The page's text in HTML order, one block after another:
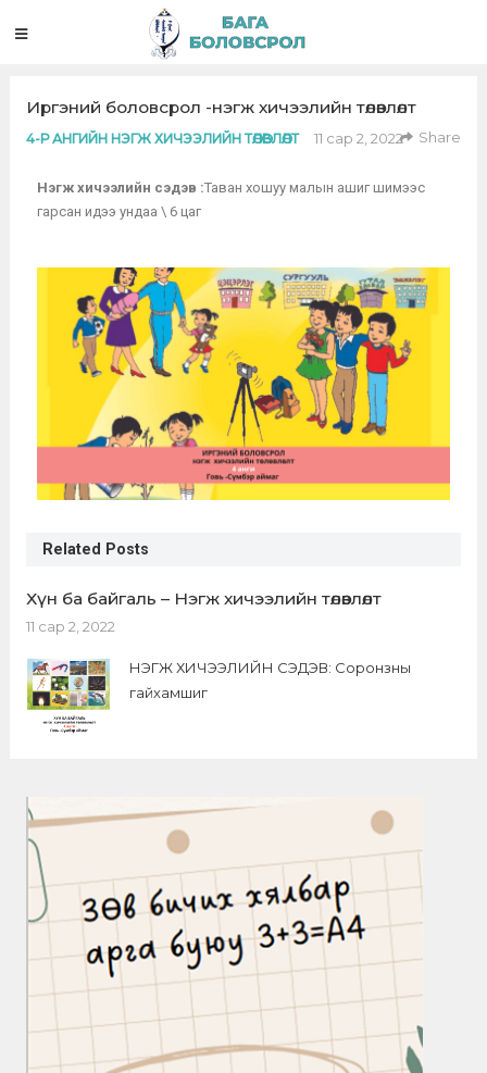
Иргэний боловсрол -нэгж хичээлийн төлөвлөлт
4-Р АНГИЙН НЭГЖ ХИЧЭЭЛИЙН ТӨЛӨВЛӨЛТ 11 сар 2, 2022 Share
Нэгж хичээлийн сэдэв :Таван хошуу малын ашиг шимээс
гарсан идээ ундаа \ 6 цаг
Related Posts
Хүн ба байгаль – Нэгж хичээлийн төлөвлөлт
11 сар 2, 2022
НЭГЖ ХИЧЭЭЛИЙН СЭДЭВ: Соронзны
гайхамшиг